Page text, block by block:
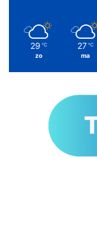
29 ℃
zo
27 ℃
ma